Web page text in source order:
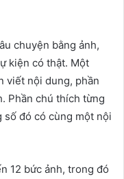
chuyện bằng ảnh,
kiện có thật. Một
viết nội dung, phần
Phần chú thích từng
số đó có cùng một nội
12 bức ảnh, trong đó